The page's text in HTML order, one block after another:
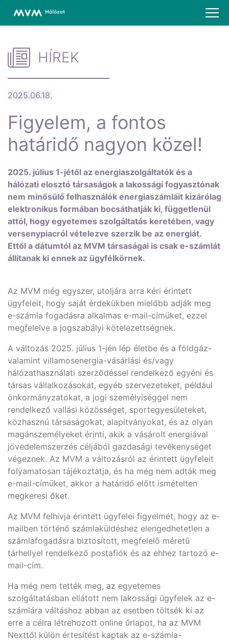
HÍREK
2025.06.18.
Figyelem, a fontos
határidő nagyon közel!
2025. július 1-jétől az energiaszolgáltatók és a
hálózati elosztó társaságok a lakossági fogyasztónak
nem minősülő felhasználók energiaszámláit kizárólag
elektronikus formában bocsáthatják ki, függetlenül
attól, hogy egyetemes szolgáltatás keretében, vagy
versenypiacról vételezve szerzik be az energiát.
Ettől a dátumtól az MVM társaságai is csak e-számlát
állítanak ki ennek az ügyfélkörnek.
Az MVM még egyszer, utoljára arra kéri érintett
ügyfeleit, hogy saját érdekükben mielőbb adják meg
e-számla fogadásra alkalmas e-mail-címüket, ezzel
megfelelve a jogszabályi kötelezettségnek.
A változás 2025. július 1-jén lép életbe és a földgáz-
valamint villamosenergia-vásárlási és/vagy
hálózathasználati szerződéssel rendelkező egyéni és
társas vállalkozásokat, egyéb szervezeteket, például
önkormányzatokat, a jogi személyiséggel nem
rendelkező vallási közösséget, sportegyesületeket,
közhasznú társaságokat, alapítványokat, és az olyan
magánszemélyeket érinti, akik a vásárolt energiával
jövedelemszerzés céljából gazdasági tevékenységet
végeznek. Az MVM a változásról az érintett ügyfeleit
folyamatosan tájékoztatja, és ha még nem adták meg
e-mail-címüket, akkor a határidő előtt ismételten
megkeresi őket.
Az MVM felhívja érintett ügyfelei figyelmét, hogy az e-
mailben történő számlaküldéshez elengedhetetlen a
számlafogadásra biztosított, megfelelő méretű
tárhellyel rendelkező postafiók és az ehhez tartozó e-
mail-cím.
Ha még nem tették meg, az egyetemes
szolgáltatásban ellátott nem lakossági ügyfelek az e-
számlára váltáshoz abban az esetben töltsék ki az
erre a célra létrehozott online űrlapot, ha az MVM
Nexttől külön értesítést kaptak az e-számla-